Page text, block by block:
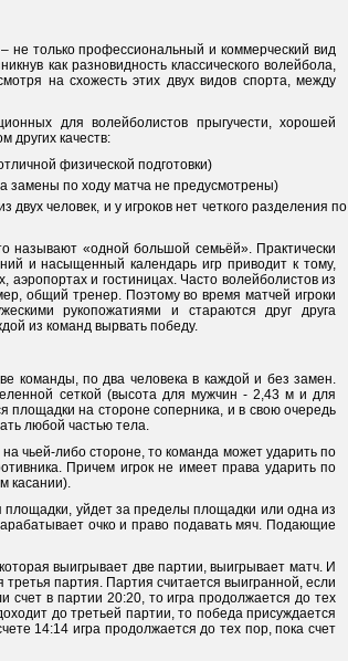
только профессиональный и коммерческий вид
как разновидность классического волейбола,
на схожесть этих двух видов спорта, между
для волейболистов прыгучести, хорошей
других качеств:
физической подготовки)
замены по ходу матча не предусмотрены)
человек, и у игроков нет четкого разделения по
называют «одной большой семьёй». Практически
и насыщенный календарь игр приводит к тому,
и гостиницах. Часто волейболистов из
общий тренер. Поэтому во время матчей игроки
рукопожатиями и стараются друг друга
из команд вырвать победу.
команды, по два человека в каждой и без замен.
сеткой (высота для мужчин - 2,43 м и для
площадки на стороне соперника, и в свою очередь
любой частью тела.
чьей-либо стороне, то команда может ударить по
Причем игрок не имеет права ударить по
касании).
уйдет за пределы площадки или одна из
очко и право подавать мяч. Подающие
выигрывает две партии, выигрывает матч. И
партия. Партия считается выигранной, если
счет в партии 20:20, то игра продолжается до тех
до третьей партии, то победа присуждается
14:14 игра продолжается до тех пор, пока счет